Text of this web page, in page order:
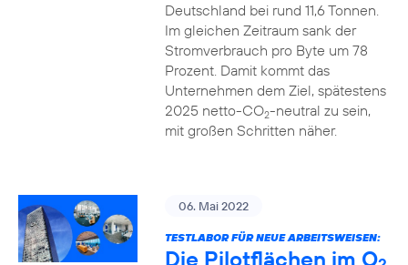
Deutschland bei rund 11,6 Tonnen.
Im gleichen Zeitraum sank der
Stromverbrauch pro Byte um 78
Prozent. Damit kommt das
Unternehmen dem Ziel, spätestens
2025 netto-CO2-neutral zu sein,
mit großen Schritten näher.
06. Mai 2022
TESTLABOR FÜR NEUE ARBEITSWEISEN:
Die Pilotflächen im O